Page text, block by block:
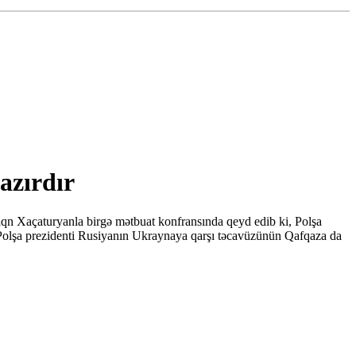
Xaçaturyanla birgə mətbuat konfransında qeyd edib ki, Polşa
prezidenti Rusiyanın Ukraynaya qarşı təcavüzünün Qafqaza da